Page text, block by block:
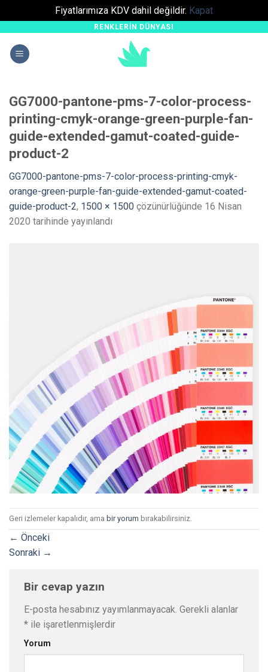
Fiyatlarımıza KDV dahil değildir. Kapat
content
RENKLERIN DÜNYASI
GG7000-pantone-pms-7-color-process-
printing-cmyk-orange-green-purple-fan-
guide-extended-gamut-coated-guide-
product-2
GG7000-pantone-pms-7-color-process-printing-cmyk-
orange-green-purple-fan-guide-extended-gamut-coated-
guide-product-2, 1500 × 1500 çözünürlüğünde 16 Nisan
2020 tarihinde yayınlandı
Geri izlemeler kapalıdır, ama bir yorum bırakabilirsiniz.
← Önceki
Sonraki →
Bir cevap yazın
E-posta hesabınız yayımlanmayacak. Gerekli alanlar
* ile işaretlenmişlerdir
Yorum